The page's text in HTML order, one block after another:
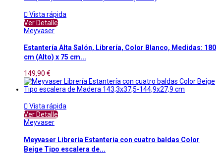
 Vista rápida
Ver Detalle
Meyvaser
Estantería Alta Salón, Librería, Color Blanco, Medidas: 180
cm (Alto) x 75 cm...
149,90 €
 Vista rápida
Ver Detalle
Meyvaser
Meyvaser Librería Estantería con cuatro baldas Color
Beige Tipo escalera de...